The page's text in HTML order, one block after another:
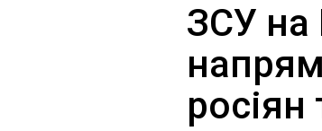
ЗСУ на